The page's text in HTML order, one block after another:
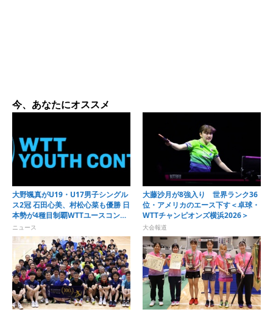
今、あなたにオススメ
大野颯真がU19・U17男子シングル
ス2冠 石田心美、村松心菜も優勝 日
本勢が4種目制覇WTTユースコンテ
ンダー・アルマトイ2026
ニュース
大藤沙月が8強入り 世界ランク36
位・アメリカのエース下す＜卓球・
WTTチャンピオンズ横浜2026＞
大会報道